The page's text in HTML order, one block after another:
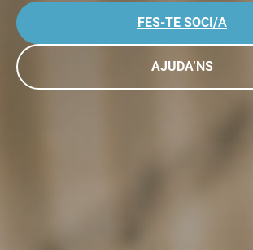
FES-TE SOCI/A
AJUDA’NS